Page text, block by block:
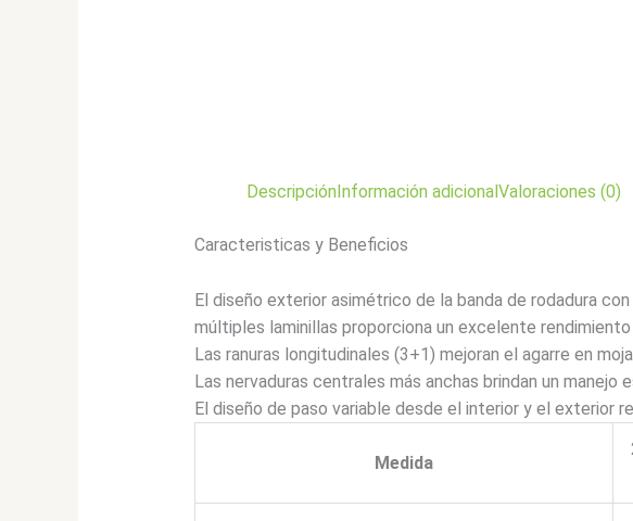
Descripción Información adicional Valoraciones (0)
Caracteristicas y Beneficios
El diseño exterior asimétrico de la banda de rodadura
múltiples laminillas proporciona un excelente rendimiento
Las ranuras longitudinales (3+1) mejoran el agarre en
Las nervaduras centrales más anchas brindan un
El diseño de paso variable desde el interior y el exterior
Medida